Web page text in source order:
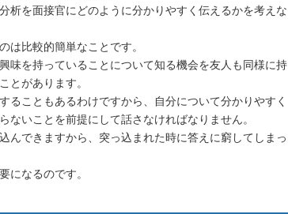
析を面接官にどのように分かりやすく伝えるかを考えな
比較的簡単なことです。
味を持っていることについて知る機会を友人も同様に持
とがあります。
ることもあるわけですから、自分について分かりやすく
いことを前提にして話さなければなりません。
んできますから、突っ込まれた時に答えに窮してしまっ
になるのです。